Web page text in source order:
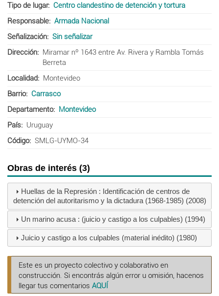
Tipo de lugar
Centro clandestino de detención y tortura
Responsable
Armada Nacional
Señalización
Sin señalizar
Dirección
Miramar nº 1643 entre Av. Rivera y Rambla Tomás
Berreta
Localidad
Montevideo
Barrio
Carrasco
Departamento
Montevideo
País
Uruguay
Código
SMLG-UYMO-34
Obras de interés (3)
Huellas de la Represión : Identificación de centros de
detención del autoritarismo y la dictadura (1968-1985) (2008)
Un marino acusa : (juicio y castigo a los culpables) (1994)
Juicio y castigo a los culpables (material inédito) (1980)
Este es un proyecto colectivo y colaborativo en
construcción. Si encontrás algún error u omisión, hacenos
llegar tus comentarios AQUÍ